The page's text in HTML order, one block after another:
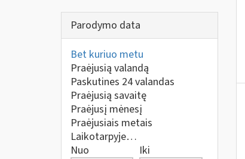
Parodymo data
Bet kuriuo metu
Praėjusią valandą
Paskutines 24 valandas
Praėjusią savaitę
Praėjusį mėnesį
Praėjusiais metais
Laikotarpyje…
Nuo
Iki